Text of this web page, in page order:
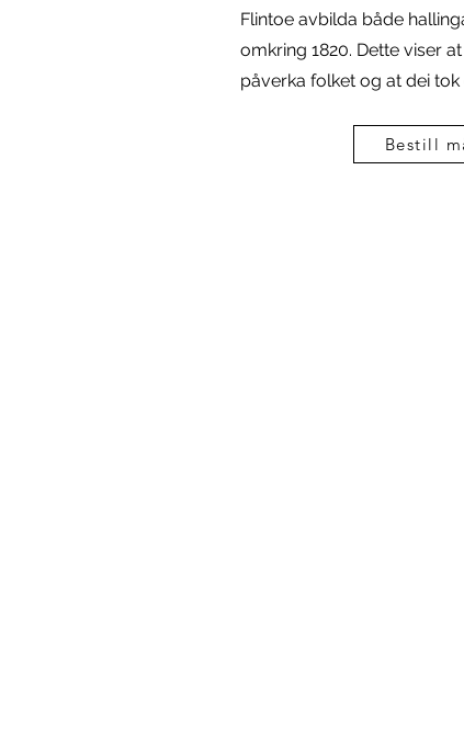
Flintoe avbilda både
omkring 1820. Dette viser
påverka folket og at dei
Bestill